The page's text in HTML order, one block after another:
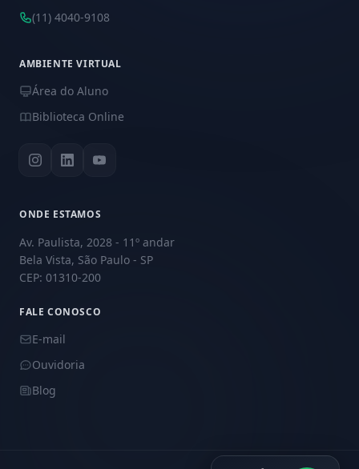
(11) 4040-9108
AMBIENTE VIRTUAL
Área do Aluno
Biblioteca Online
ONDE ESTAMOS
Av. Paulista, 2028 - 11º andar
Bela Vista, São Paulo - SP
CEP: 01310-200
FALE CONOSCO
E-mail
Ouvidoria
Blog